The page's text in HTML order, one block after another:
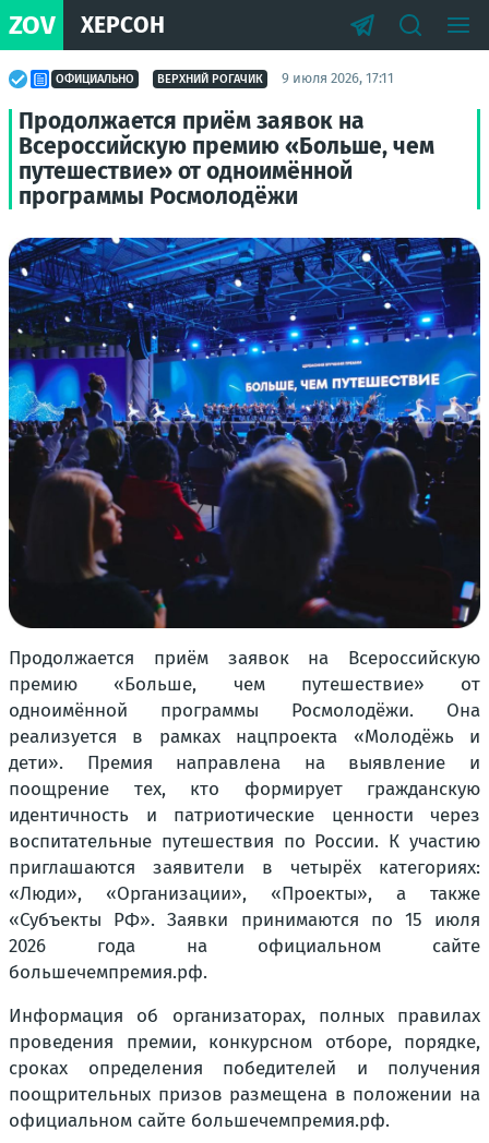
ZOV ХЕРСОН
ОФИЦИАЛЬНО ВЕРХНИЙ РОГАЧИК 9 июля 2026, 17:11
Продолжается приём заявок на
Всероссийскую премию «Больше, чем
путешествие» от одноимённой
программы Росмолодёжи
Продолжается приём заявок на Всероссийскую
премию «Больше, чем путешествие» от
одноимённой программы Росмолодёжи. Она
реализуется в рамках нацпроекта «Молодёжь и
дети». Премия направлена на выявление и
поощрение тех, кто формирует гражданскую
идентичность и патриотические ценности через
воспитательные путешествия по России. К участию
приглашаются заявители в четырёх категориях:
«Люди», «Организации», «Проекты», а также
«Субъекты РФ». Заявки принимаются по 15 июля
2026 года на официальном сайте
большечемпремия.рф.
Информация об организаторах, полных правилах
проведения премии, конкурсном отборе, порядке,
сроках определения победителей и получения
поощрительных призов размещена в положении на
официальном сайте большечемпремия.рф.